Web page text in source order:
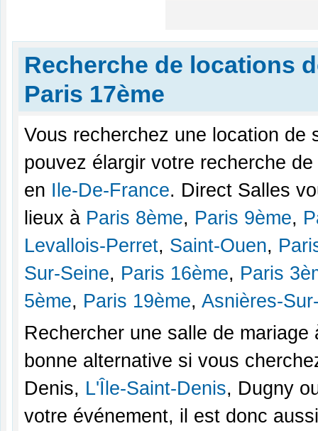
Recherche de locations
Paris 17ème
Vous recherchez une location de
pouvez élargir votre recherche
en Ile-De-France. Direct Salles
lieux à Paris 8ème, Paris 9ème,
Levallois-Perret, Saint-Ouen,
Sur-Seine, Paris 16ème, Paris
5ème, Paris 19ème, Asnières-
Rechercher une salle de
bonne alternative si vous
Denis, L'Île-Saint-Denis, Dugny
votre événement, il est donc